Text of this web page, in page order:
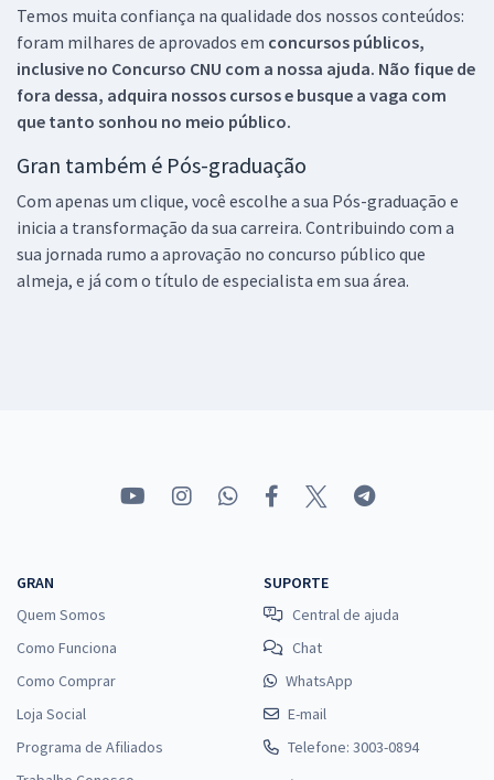
Temos muita confiança na qualidade dos nossos conteúdos:
foram milhares de aprovados em concursos públicos,
inclusive no Concurso CNU com a nossa ajuda. Não fique de
fora dessa, adquira nossos cursos e busque a vaga com
que tanto sonhou no meio público.
Gran também é Pós-graduação
Com apenas um clique, você escolhe a sua Pós-graduação e
inicia a transformação da sua carreira. Contribuindo com a
sua jornada rumo a aprovação no concurso público que
almeja, e já com o título de especialista em sua área.
GRAN
Quem Somos
Como Funciona
Como Comprar
Loja Social
Programa de Afiliados
SUPORTE
Central de ajuda
Chat
WhatsApp
E-mail
Telefone: 3003-0894